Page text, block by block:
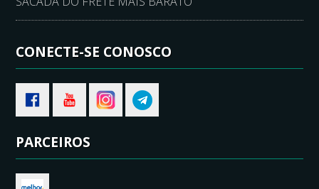
CONECTE-SE CONOSCO
PARCEIROS